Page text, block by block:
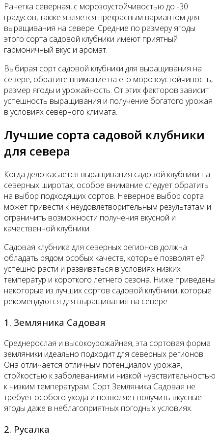
Ранетка северная, с морозоустойчивостью до -30
градусов, также является прекрасным вариантом для
выращивания на севере. Средние по размеру ягоды
этого сорта садовой клубники имеют приятный
гармоничный вкус и аромат.
Выбирая сорт садовой клубники для выращивания на
севере, обратите внимание на его морозоустойчивость,
размер ягоды и урожайность. От этих факторов зависит
успешность выращивания и получение богатого урожая
в условиях северного климата.
Лучшие сорта садовой клубники
для севера
Когда дело касается выращивания садовой клубники на
северных широтах, особое внимание следует обратить
на выбор подходящих сортов. Неверное выбор сорта
может привести к неудовлетворительным результатам и
ограничить возможности получения вкусной и
качественной клубники.
Садовая клубника для северных регионов должна
обладать рядом особых качеств, которые позволят ей
успешно расти и развиваться в условиях низких
температур и короткого летнего сезона. Ниже приведены
некоторые из лучших сортов садовой клубники, которые
рекомендуются для выращивания на севере.
1. Земляника Садовая
Среднерослая и высокоурожайная, эта сортовая форма
земляники идеально подходит для северных регионов.
Она отличается отличным потенциалом урожая,
стойкостью к заболеваниям и низкой чувствительностью
к низким температурам. Сорт Земляника Садовая не
требует особого ухода и позволяет получить вкусные
ягоды даже в неблагоприятных погодных условиях.
2. Русалка